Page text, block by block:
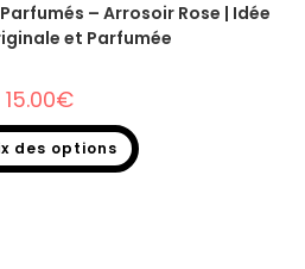
– Arrosoir Rose | Idée
et Parfumée
15.00€
des options